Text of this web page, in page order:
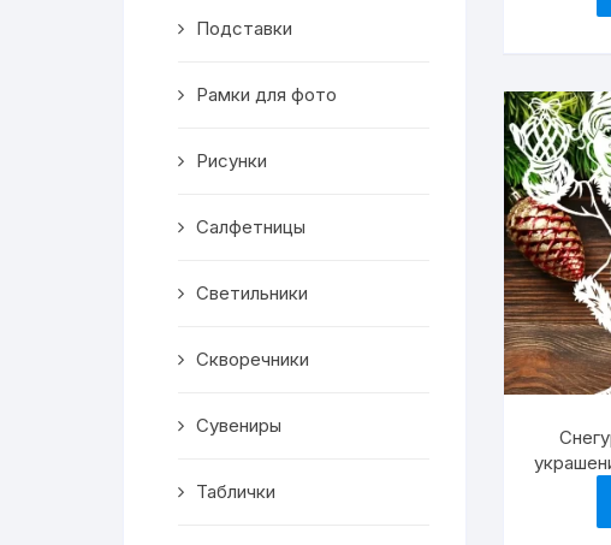
Скворечники
Кормушки
Линейки
Рисунки
Подставки
Рамки для фото
Рисунки
Салфетницы
Светильники
Скворечники
Сувениры
Таблички